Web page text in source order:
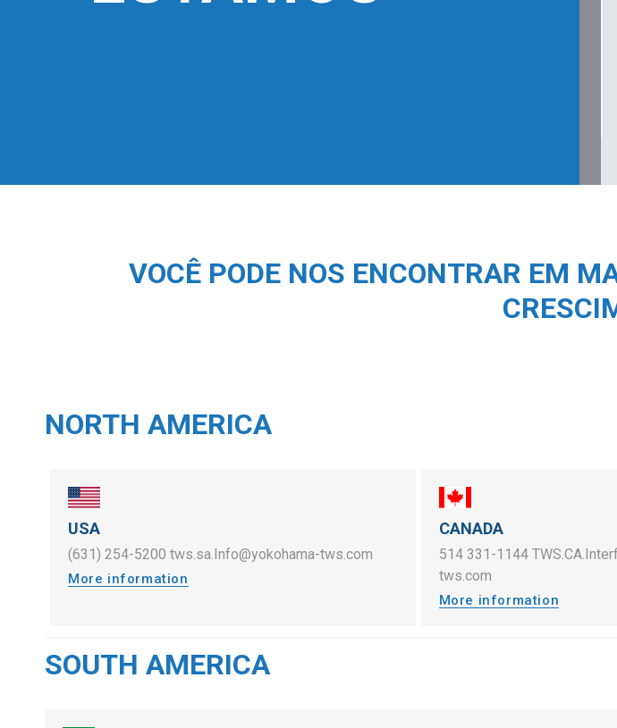
VOCÊ PODE NOS ENCONTRAR EM
NORTH AMERICA
USA
(631) 254-5200 tws.sa.Info@yokohama-tws.com
More information
CANADA
514 331-1144
tws.com
More information
SOUTH AMERICA